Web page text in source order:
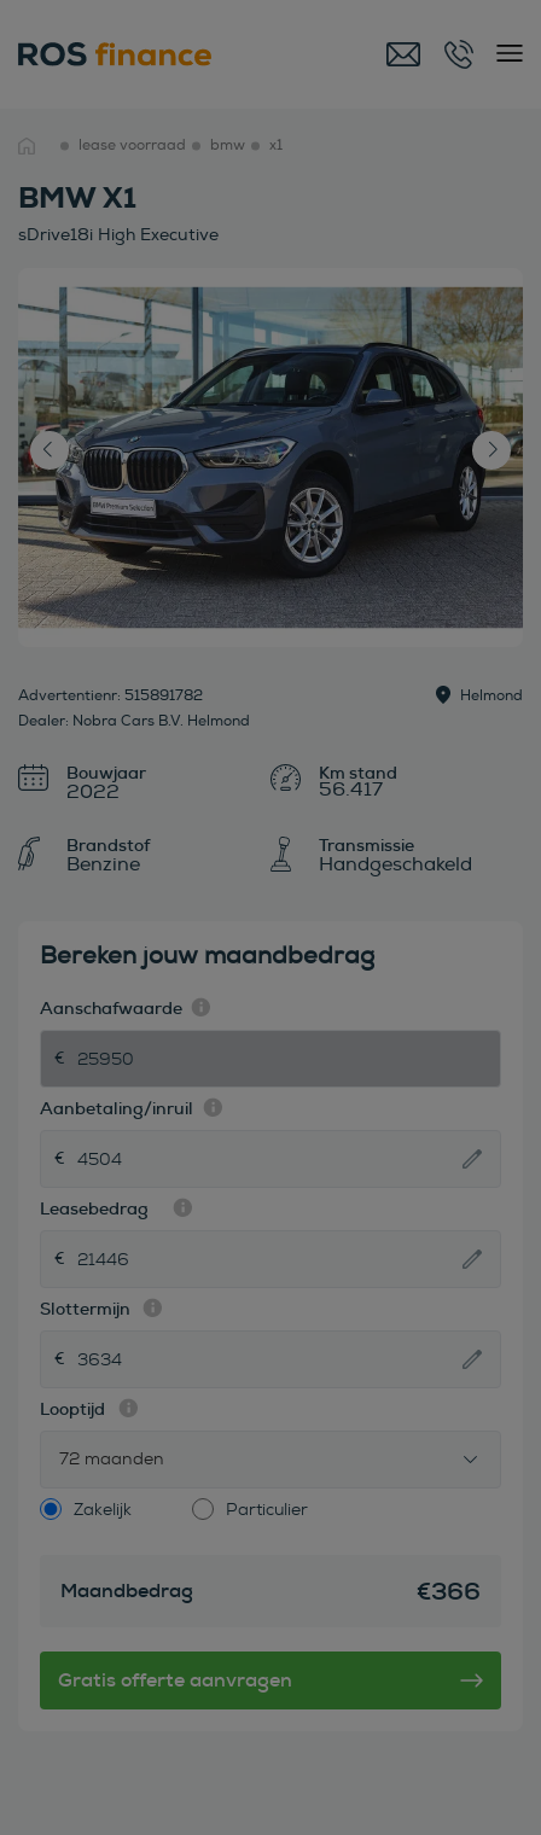
lease voorraad bmw x1
BMW X1
sDrive18i High Executive
Advertentienr: 515891782
Dealer: Nobra Cars B.V. Helmond
Helmond
Bouwjaar
2022 56.417
Brandstof
Benzine
Transmissie
Handgeschakeld
Bereken jouw maandbedrag
Aanschafwaarde
Aanbetaling/inruil
Leasebedrag
Slottermijn
Looptijd
72 maanden
Zakelijk Particulier
Maandbedrag €366